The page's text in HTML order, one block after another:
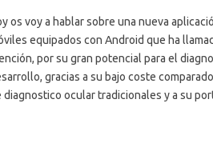
os voy a hablar sobre una nueva
equipados con Android que ha
por su gran potencial para el
gracias a su bajo coste
diagnostico ocular tradicionales y a su